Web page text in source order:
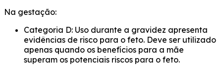
Na gestação:
Categoria D: Uso durante a gravidez apresenta
evidências de risco para o feto. Deve ser utilizado
apenas quando os benefícios para a mãe
superam os potenciais riscos para o feto.